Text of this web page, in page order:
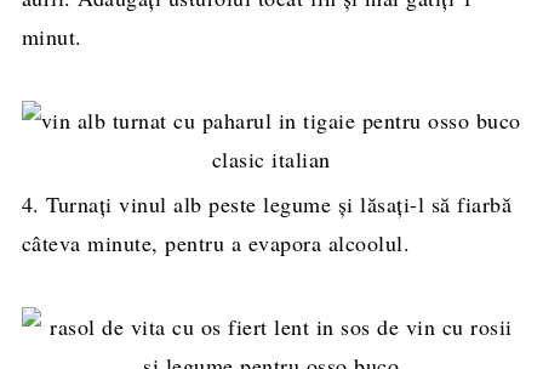
minut.
4. Turnați vinul alb peste legume și lăsați-l să fiarbă
câteva minute, pentru a evapora alcoolul.